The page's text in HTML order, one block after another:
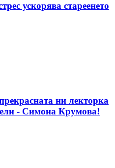
ускорява стареенето
ни лекторка
- Симона Крумова!